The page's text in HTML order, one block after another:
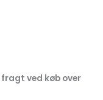
ved køb over